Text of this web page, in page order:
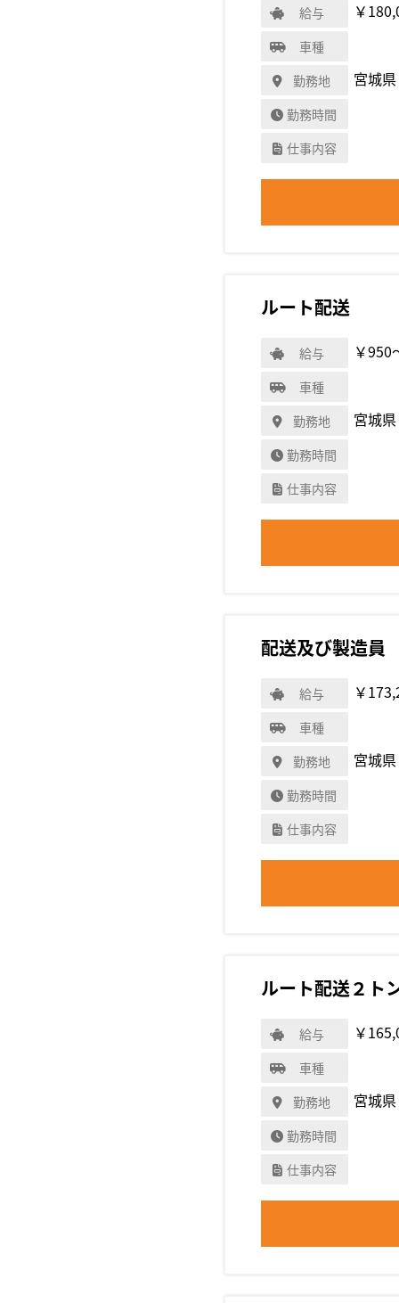
給与 ￥
車種
勤務地
宮城県
勤務時間
仕事内容
ルート配送
給与 ￥950
車種
勤務地
宮城県
勤務時間
仕事内容
配送及び製造員
給与 ￥
車種
勤務地
宮城県
勤務時間
仕事内容
ルート配送２ト
給与 ￥
車種
勤務地
宮城県
勤務時間
仕事内容